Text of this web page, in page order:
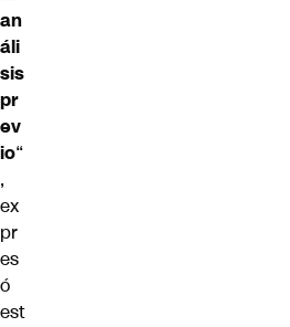
an
áli
sis
pr
ev
io“
,
ex
pr
es
ó
est